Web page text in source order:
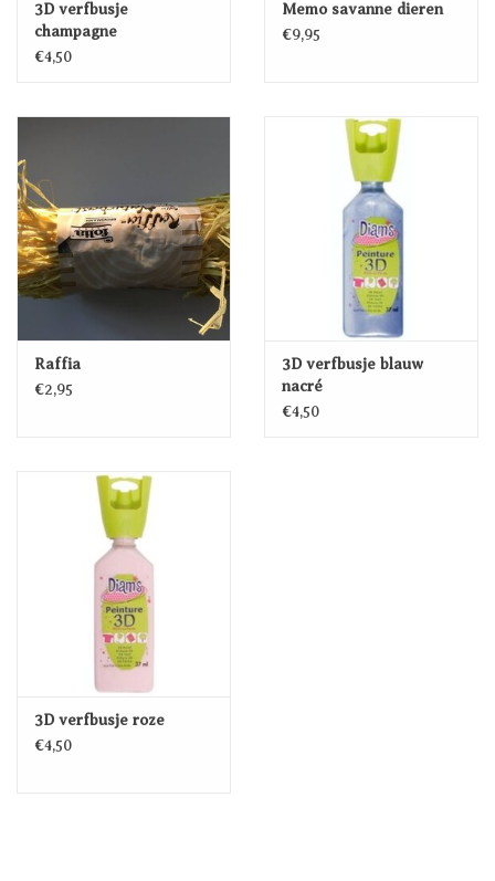
3D verfbusje
champagne
€4,50
Memo savanne dieren
€9,95
Raffia
€2,95
3D verfbusje blauw
nacré
€4,50
3D verfbusje roze
€4,50